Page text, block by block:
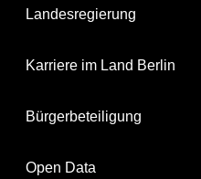
Landesregierung
Karriere im Land Berlin
Bürgerbeteiligung
Open Data